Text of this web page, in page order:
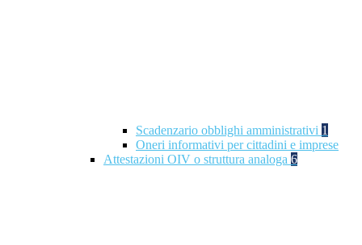
Scadenzario obblighi amministrativi 1
Oneri informativi per cittadini e imprese
Attestazioni OIV o struttura analoga 6